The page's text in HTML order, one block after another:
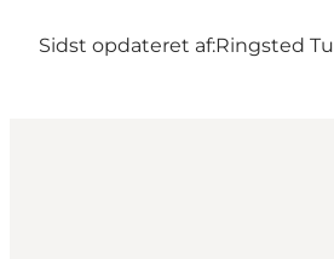
Sidst opdateret af:Ringsted